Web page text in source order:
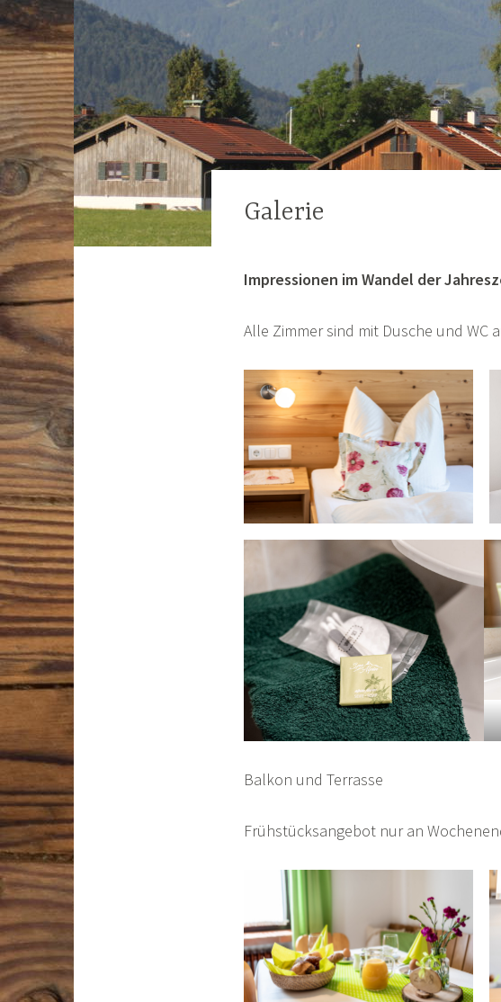
Galerie
Impressionen im Wandel der
Alle Zimmer sind mit Dusche und WC
Balkon und Terrasse
Frühstücksangebot nur an